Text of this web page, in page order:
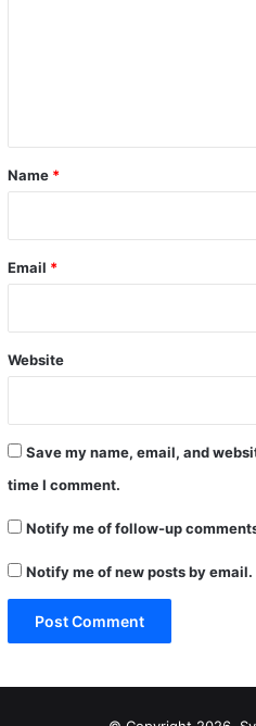
*
Name *
Email *
Website
Save my name, email, and
time I comment.
Notify me of follow-up
Notify me of new posts by email.